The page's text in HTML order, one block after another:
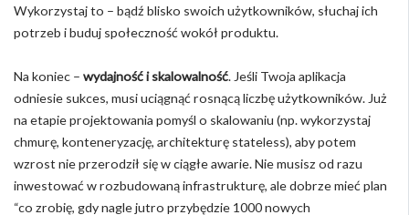
Wykorzystaj to – bądź blisko swoich użytkowników, słuchaj ich
potrzeb i buduj społeczność wokół produktu.
Na koniec – wydajność i skalowalność. Jeśli Twoja aplikacja
odniesie sukces, musi uciągnąć rosnącą liczbę użytkowników. Już
na etapie projektowania pomyśl o skalowaniu (np. wykorzystaj
chmurę, konteneryzację, architekturę stateless), aby potem
wzrost nie przerodził się w ciągłe awarie. Nie musisz od razu
inwestować w rozbudowaną infrastrukturę, ale dobrze mieć plan
“co zrobię, gdy nagle jutro przybędzie 1000 nowych